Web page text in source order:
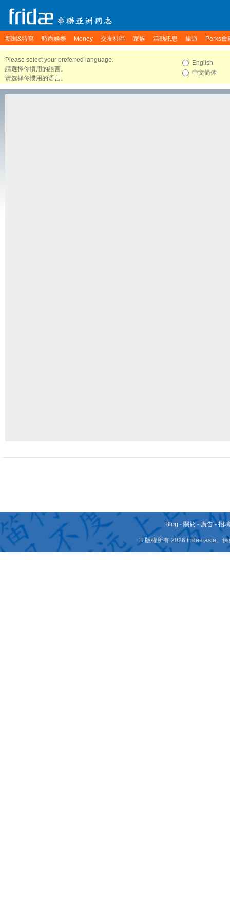
新聞&特寫 時尚娛樂 Money 交友社區 家族 活動訊息 旅遊 Perks會
Please select your preferred language.
請選擇你慣用的語言。
请选择你惯用的语言。
English
中文简体
Blog - 關於 - 廣告 -招
© 版權所有 2026 fridae.asia。